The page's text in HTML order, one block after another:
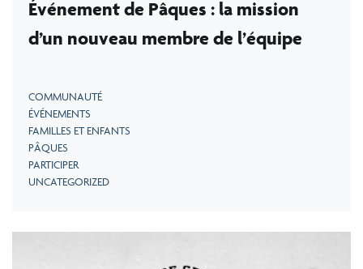
Événement de Pâques : la mission
d’un nouveau membre de l’équipe
COMMUNAUTÉ
ÉVÉNEMENTS
FAMILLES ET ENFANTS
PÂQUES
PARTICIPER
UNCATEGORIZED